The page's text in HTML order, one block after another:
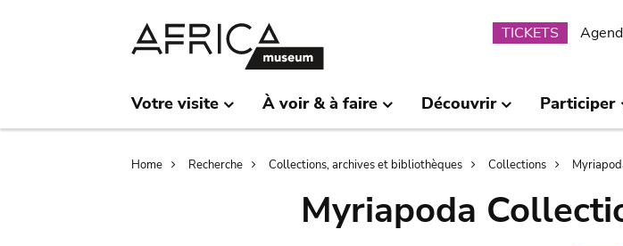
TICKETS
Votre visite À voir & à faire Découvrir Participer
Breadcrumb
Home Recherche Collections, archives et bibliothèques Collections
Myriapoda